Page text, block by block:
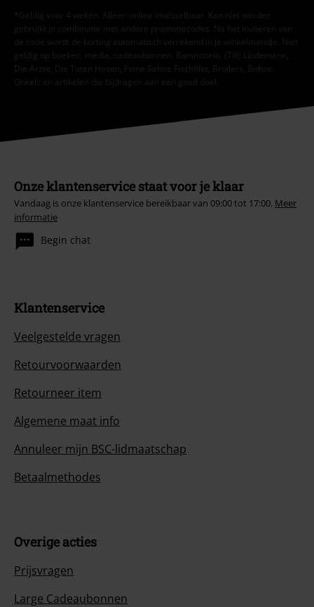
*Geldig voor 4 weken. Alleen online inwisselbaar. Kan niet worden
gebruikt in combinatie met andere promotiecodes. Na het invoeren van
de code wordt de korting automatisch verrekend in je winkelmandje. Niet
geldig op boeken, media, cadeaubonnen, Rammstein, (Till) Lindemann,
Die Ärzte, Die Toten Hosen, Feine Sahne Fischfilet, Broilers, Böhse
Onkelz en artikelen die bijdragen aan een goed doel.
Onze klantenservice staat voor je klaar
Vandaag is onze klantenservice bereikbaar van 09:00 tot 17:00. Meer
informatie
Begin chat
Klantenservice
Veelgestelde vragen
Retourvoorwaarden
Retourneer item
Algemene maat info
Annuleer mijn BSC-lidmaatschap
Betaalmethodes
Overige acties
Prijsvragen
Large Cadeaubonnen